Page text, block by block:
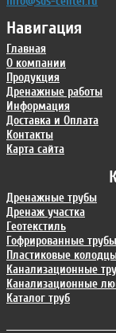
Дренажные трубы
Дренаж участка
Геотекстиль
Гофрированные трубы
Пластиковые
Канализационные
Канализационные
Каталог труб
Навигация
Главная
О компании
Продукция
Дренажные работы
Информация
Доставка и Оплата
Контакты
Карта сайта